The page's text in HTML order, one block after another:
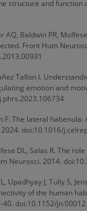
structure and function
AQ, Baldwin PR,
Front Hum
Tallon I.
emotion and
F. The lateral
doi:10.1016/
DL, Salas R. The
Neurosci. 2014.
Upadhyay J, Tully S,
of the human
doi:10.1152/